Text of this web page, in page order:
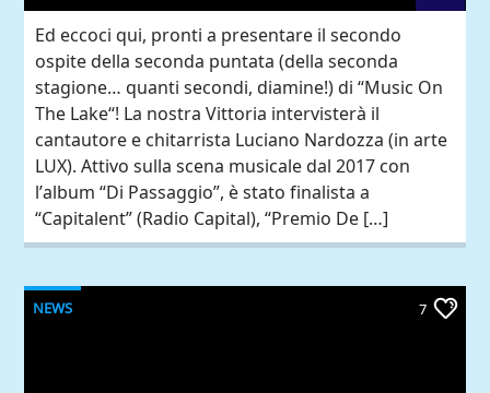
Ed eccoci qui, pronti a presentare il secondo
ospite della seconda puntata (della seconda
stagione… quanti secondi, diamine!) di “Music On
The Lake“! La nostra Vittoria intervisterà il
cantautore e chitarrista Luciano Nardozza (in arte
LUX). Attivo sulla scena musicale dal 2017 con
l’album “Di Passaggio”, è stato finalista a
“Capitalent” (Radio Capital), “Premio De […]
NEWS 7